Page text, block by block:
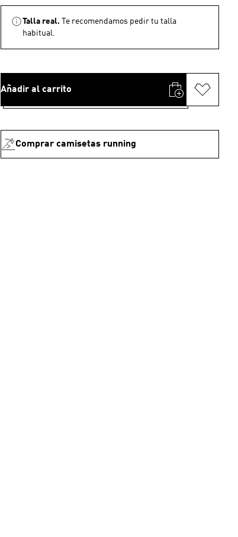
Talla real.
Te recomendamos pedir tu talla
habitual.
Añadir al carrito
Comprar camisetas running